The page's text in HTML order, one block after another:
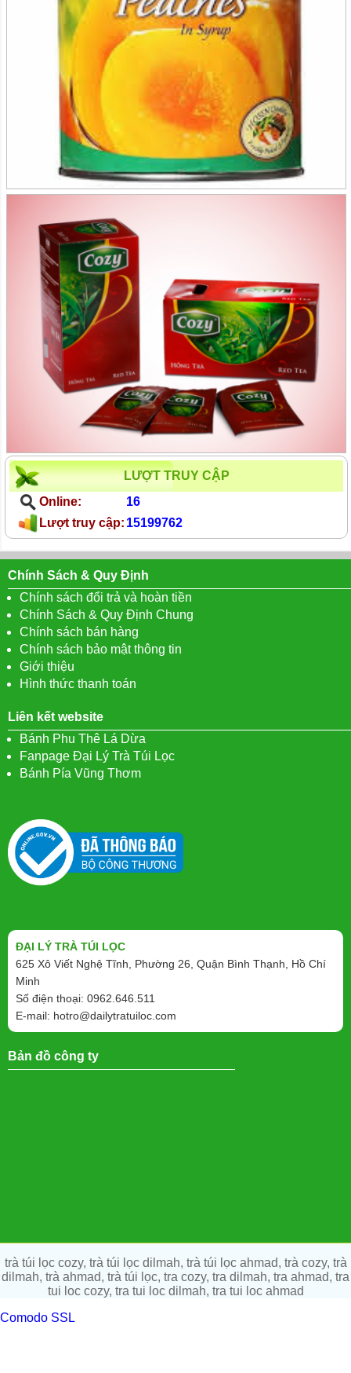
LƯỢT TRUY CẬP
Online:
16
Lượt truy cập: 15199762
Chính Sách & Quy Định
Chính sách đổi trả và hoàn tiền
Chính Sách & Quy Định Chung
Chính sách bán hàng
Chính sách bảo mật thông tin
Giới thiệu
Hình thức thanh toán
Liên kết website
Bánh Phu Thê Lá Dừa
Fanpage Đại Lý Trà Túi Lọc
Bánh Pía Vũng Thơm
ĐẠI LÝ TRÀ TÚI LỌC
625 Xô Viết Nghệ Tĩnh, Phường 26, Quận Bình Thạnh, Hồ Chí
Minh
Số điện thoại: 0962.646.511
E-mail: hotro@dailytratuiloc.com
Bản đồ công ty
trà túi lọc cozy, trà túi lọc dilmah, trà túi lọc ahmad, trà cozy, trà
dilmah, trà ahmad, trà túi lọc, tra cozy, tra dilmah, tra ahmad, tra
tui loc cozy, tra tui loc dilmah, tra tui loc ahmad
Comodo SSL